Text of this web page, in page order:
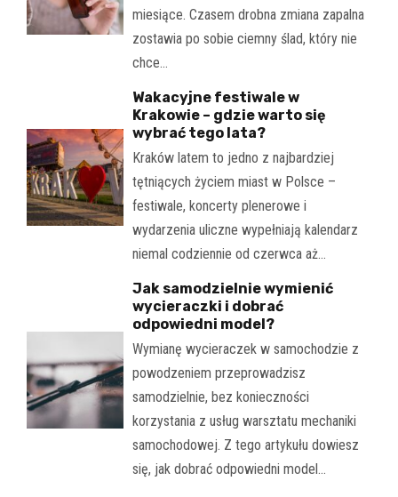
miesiące. Czasem drobna zmiana zapalna
zostawia po sobie ciemny ślad, który nie
chce…
Wakacyjne festiwale w
Krakowie – gdzie warto się
wybrać tego lata?
Kraków latem to jedno z najbardziej
tętniących życiem miast w Polsce –
festiwale, koncerty plenerowe i
wydarzenia uliczne wypełniają kalendarz
niemal codziennie od czerwca aż…
Jak samodzielnie wymienić
wycieraczki i dobrać
odpowiedni model?
Wymianę wycieraczek w samochodzie z
powodzeniem przeprowadzisz
samodzielnie, bez konieczności
korzystania z usług warsztatu mechaniki
samochodowej. Z tego artykułu dowiesz
się, jak dobrać odpowiedni model…